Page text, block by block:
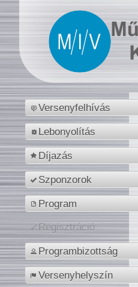
Versenyfelhívás
Lebonyolítás
Díjazás
Szponzorok
Program
Regisztráció
Programbizottság
Versenyhelyszín